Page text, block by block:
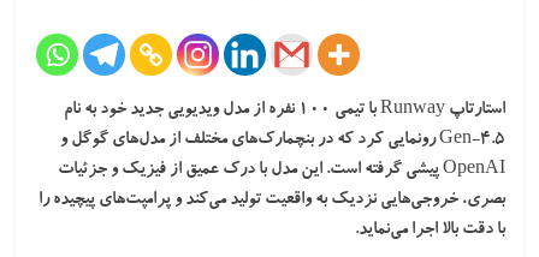
استارتاپ Runway با تیمی ۱۰۰ نفره از مدل ویدیویی جدید خود به نام
Gen-4.5 رونمایی کرد که در بنچمارک‌های مختلف از مدل‌های گوگل و
OpenAI پیشی گرفته است. این مدل با درک عمیق از فیزیک و جزئیات
بصری، خروجی‌هایی نزدیک به واقعیت تولید می‌کند و پرامپت‌های پیچیده را
با دقت بالا اجرا می‌نماید.